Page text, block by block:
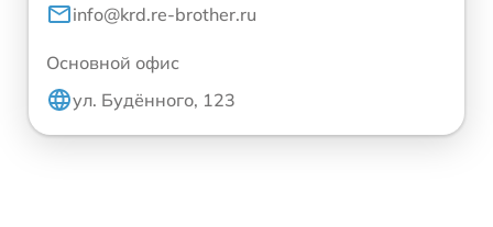
info@krd.re-brother.ru
Основной офис
ул. Будённого, 123